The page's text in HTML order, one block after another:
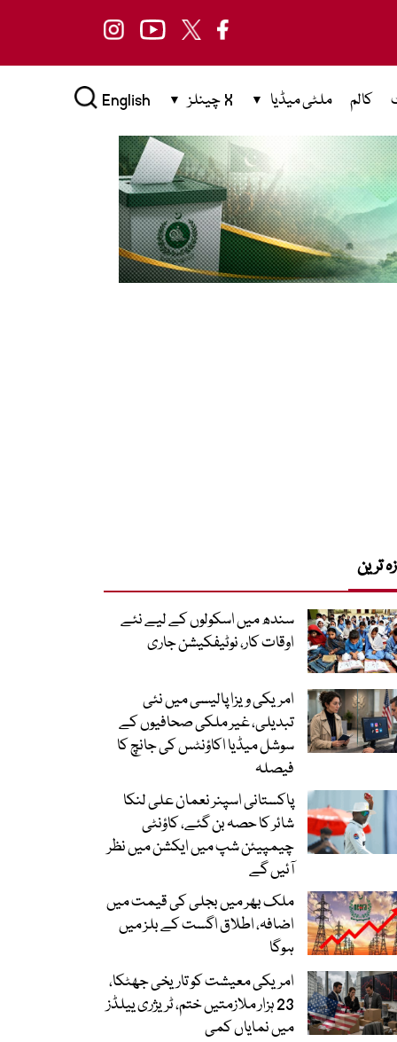
کالم ملٹی میڈیا X چینلز English
ترین
سندھ میں اسکولوں کے لیے نئے
اوقات کار، نوٹیفکیشن جاری
امریکی ویزا پالیسی میں نئی
تبدیلی، غیر ملکی صحافیوں کے
سوشل میڈیا اکاؤنٹس کی جانچ کا
فیصلہ
پاکستانی اسپنر نعمان علی لنکا
شائر کا حصہ بن گئے، کاؤنٹی
چیمپیئن شپ میں ایکشن میں نظر
آئیں گے
ملک بھر میں بجلی کی قیمت میں
اضافہ، اطلاق اگست کے بلز میں
ہوگا
امریکی معیشت کو تاریخی جھٹکا،
23 ہزار ملازمتیں ختم، ٹریژری ییلڈز
میں نمایاں کمی